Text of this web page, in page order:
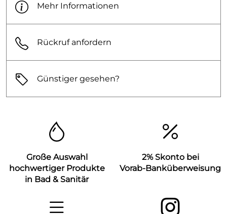
Mehr Informationen
Rückruf anfordern
Günstiger gesehen?
Große Auswahl
hochwertiger Produkte
in Bad & Sanitär
2% Skonto bei
Vorab-Banküberweisung